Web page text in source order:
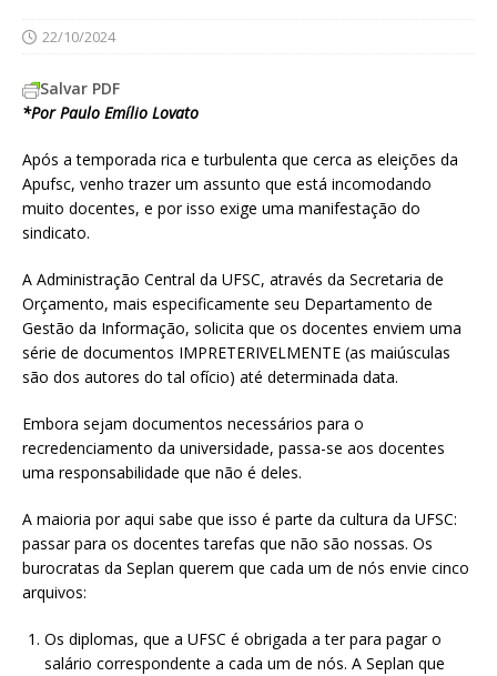
22/10/2024
Salvar PDF
*Por Paulo Emílio Lovato
Após a temporada rica e turbulenta que cerca as eleições da
Apufsc, venho trazer um assunto que está incomodando
muito docentes, e por isso exige uma manifestação do
sindicato.
A Administração Central da UFSC, através da Secretaria de
Orçamento, mais especificamente seu Departamento de
Gestão da Informação, solicita que os docentes enviem uma
série de documentos IMPRETERIVELMENTE (as maiúsculas
são dos autores do tal ofício) até determinada data.
Embora sejam documentos necessários para o
recredenciamento da universidade, passa-se aos docentes
uma responsabilidade que não é deles.
A maioria por aqui sabe que isso é parte da cultura da UFSC:
passar para os docentes tarefas que não são nossas. Os
burocratas da Seplan querem que cada um de nós envie cinco
arquivos:
Os diplomas, que a UFSC é obrigada a ter para pagar o
salário correspondente a cada um de nós. A Seplan que